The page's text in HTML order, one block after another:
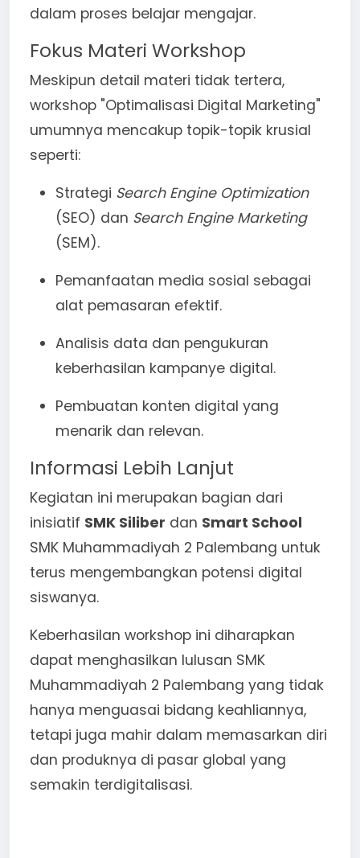
dalam proses belajar mengajar.
Fokus Materi Workshop
Meskipun detail materi tidak tertera,
workshop "Optimalisasi Digital Marketing"
umumnya mencakup topik-topik krusial
seperti:
Strategi Search Engine Optimization
(SEO) dan Search Engine Marketing
(SEM).
Pemanfaatan media sosial sebagai
alat pemasaran efektif.
Analisis data dan pengukuran
keberhasilan kampanye digital.
Pembuatan konten digital yang
menarik dan relevan.
Informasi Lebih Lanjut
Kegiatan ini merupakan bagian dari
inisiatif SMK Siliber dan Smart School
SMK Muhammadiyah 2 Palembang untuk
terus mengembangkan potensi digital
siswanya.
Keberhasilan workshop ini diharapkan
dapat menghasilkan lulusan SMK
Muhammadiyah 2 Palembang yang tidak
hanya menguasai bidang keahliannya,
tetapi juga mahir dalam memasarkan diri
dan produknya di pasar global yang
semakin terdigitalisasi.